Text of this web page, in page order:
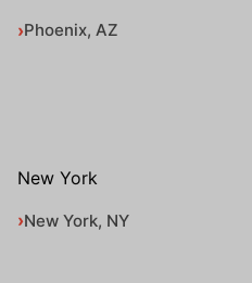
Phoenix, AZ
New York
New York, NY